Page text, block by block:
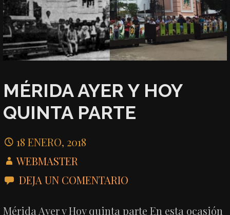
MÉRIDA AYER Y HOY
QUINTA PARTE
18 ENERO, 2018
WEBMASTER
DEJA UN COMENTARIO
Mérida Ayer y Hoy quinta parte En esta ocasión